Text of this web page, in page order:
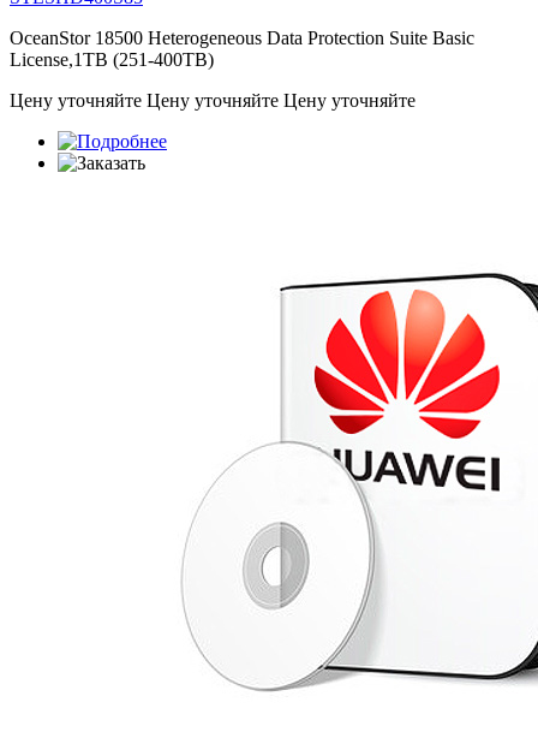
OceanStor 18500 Heterogeneous Data Protection Suite Basic
License,1TB (251-400TB)
Цену уточняйте Цену уточняйте Цену уточняйте